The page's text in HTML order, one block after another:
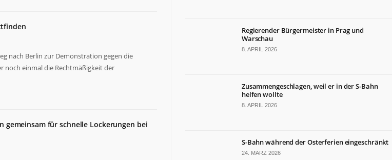
nach Berlin zur Demonstration gegen die
noch einmal die Rechtmäßigkeit der
für schnelle Lockerungen bei
Regierender Bürgermeister in Prag und
Warschau
8. APRIL 2026
Zusammengeschlagen, weil er in der S-Bahn
helfen wollte
8. APRIL 2026
S-Bahn während der Osterferien eingeschränkt
24. MÄRZ 2026